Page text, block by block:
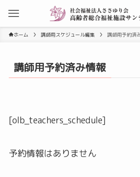
ホーム 講師用スケジュール編集 講師用予約済
講師用予約済み情報
[olb_teachers_schedule]
予約情報はありません